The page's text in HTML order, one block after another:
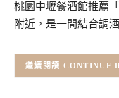
桃園中壢餐酒館推薦
附近，是一間結合調
CONTINUE